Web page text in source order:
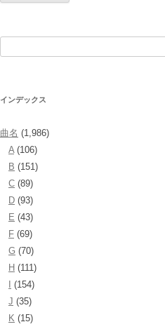
インデックス
曲名 (1,986)
A(106)
B (151)
C (89)
D (93)
E (43)
F (69)
G (70)
H (111)
(154)
J (35)
K (15)